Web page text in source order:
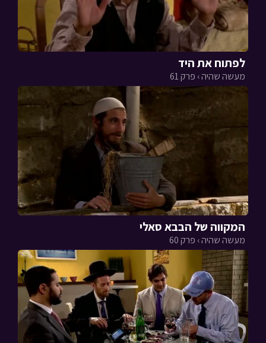
לפתוח את היד
מעשה שהיה › פרק 61
המקווה של הבבא סאלי
מעשה שהיה › פרק 60